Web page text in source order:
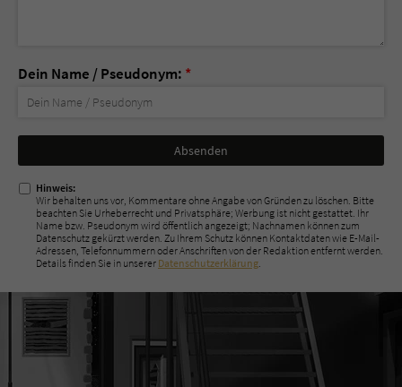
Dein Name / Pseudonym: *
Nicht
ausfüllen!
Hinweis:
Wir behalten uns vor, Kommentare ohne Angabe von Gründen zu löschen. Bitte
beachten Sie Urheberrecht und Privatsphäre; Werbung ist nicht gestattet. Ihr
Name bzw. Pseudonym wird öffentlich angezeigt; Nachnamen können zum
Datenschutz gekürzt werden. Zu Ihrem Schutz können Kontaktdaten wie E-Mail-
Adressen, Telefonnummern oder Anschriften von der Redaktion entfernt werden.
Details finden Sie in unserer Datenschutzerklärung